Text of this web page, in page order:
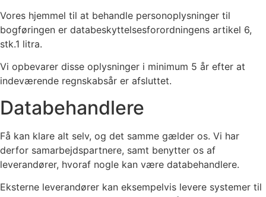
Vores hjemmel til at behandle personoplysninger til
bogføringen er databeskyttelsesforordningens artikel 6,
stk.1 litra.
Vi opbevarer disse oplysninger i minimum 5 år efter at
indeværende regnskabsår er afsluttet.
Databehandlere
Få kan klare alt selv, og det samme gælder os. Vi har
derfor samarbejdspartnere, samt benytter os af
leverandører, hvoraf nogle kan være databehandlere.
Eksterne leverandører kan eksempelvis levere systemer til